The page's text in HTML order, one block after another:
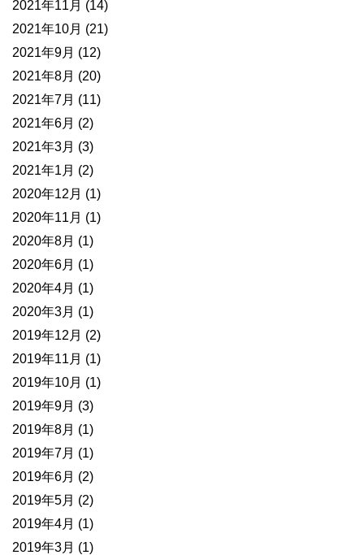
2021年11月 (14)
2021年10月 (21)
2021年9月 (12)
2021年8月 (20)
2021年7月 (11)
2021年6月 (2)
2021年3月 (3)
2021年1月 (2)
2020年12月 (1)
2020年11月 (1)
2020年8月 (1)
2020年6月 (1)
2020年4月 (1)
2020年3月 (1)
2019年12月 (2)
2019年11月 (1)
2019年10月 (1)
2019年9月 (3)
2019年8月 (1)
2019年7月 (1)
2019年6月 (2)
2019年5月 (2)
2019年4月 (1)
2019年3月 (1)